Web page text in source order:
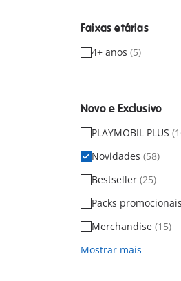
Faixas etárias
4+ anos (5)
Novo e Exclusivo
PLAYMOBIL PLUS
Novidades (58)
Bestseller (25)
Packs promocionais
Merchandise (15)
Mostrar mais